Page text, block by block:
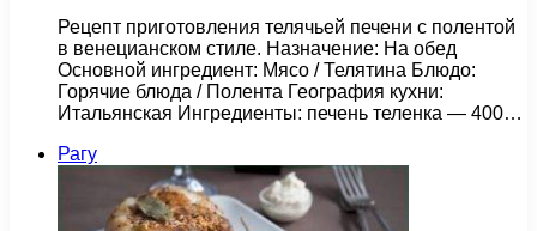
Рецепт приготовления телячьей печени с полентой
в венецианском стиле. Назначение: На обед
Основной ингредиент: Мясо / Телятина Блюдо:
Горячие блюда / Полента География кухни:
Итальянская Ингредиенты: печень теленка — 400…
Рагу